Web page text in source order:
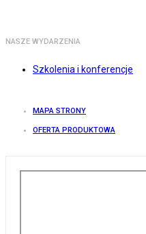
NASZE WYDARZENIA
Szkolenia i konferencje
MAPA STRONY
OFERTA PRODUKTOWA